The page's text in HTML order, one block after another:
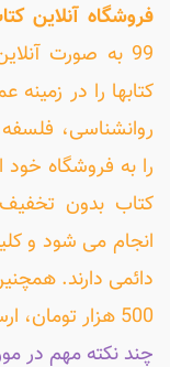
فروشگاه آنلاین
99 به صورت
کتابها را در
روانشناسی،
را به فروشگاه
کتاب بدون
دائمی دارند.
500 هزار تومان، ارسال رایگان هست...
چند نکته مهم در